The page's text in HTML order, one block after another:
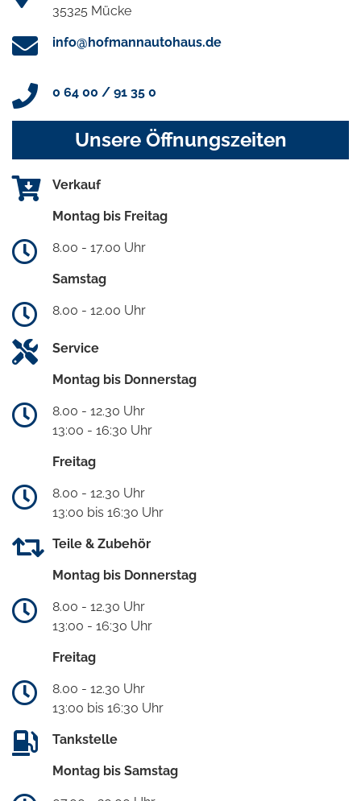
35325 Mücke
info@hofmannautohaus.de
0 64 00 / 91 35 0
Unsere Öffnungszeiten
Verkauf
Montag bis Freitag
8.00 - 17.00 Uhr
Samstag
8.00 - 12.00 Uhr
Service
Montag bis Donnerstag
8.00 - 12.30 Uhr
13:00 - 16:30 Uhr
Freitag
8.00 - 12.30 Uhr
13:00 bis 16:30 Uhr
Teile & Zubehör
Montag bis Donnerstag
8.00 - 12.30 Uhr
13:00 - 16:30 Uhr
Freitag
8.00 - 12.30 Uhr
13:00 bis 16:30 Uhr
Tankstelle
Montag bis Samstag